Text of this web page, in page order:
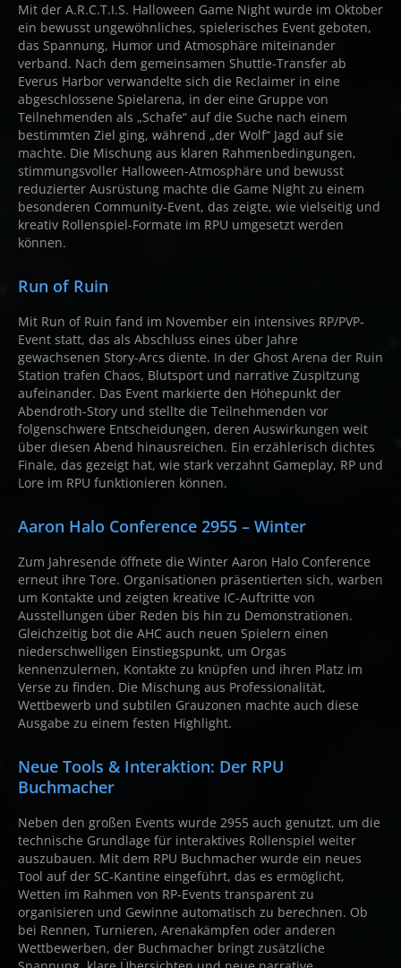
Mit der A.R.C.T.I.S. Halloween Game Night wurde im Oktober
ein bewusst ungewöhnliches, spielerisches Event geboten,
das Spannung, Humor und Atmosphäre miteinander
verband. Nach dem gemeinsamen Shuttle-Transfer ab
Everus Harbor verwandelte sich die Reclaimer in eine
abgeschlossene Spielarena, in der eine Gruppe von
Teilnehmenden als „Schafe“ auf die Suche nach einem
bestimmten Ziel ging, während „der Wolf“ Jagd auf sie
machte. Die Mischung aus klaren Rahmenbedingungen,
stimmungsvoller Halloween-Atmosphäre und bewusst
reduzierter Ausrüstung machte die Game Night zu einem
besonderen Community-Event, das zeigte, wie vielseitig und
kreativ Rollenspiel-Formate im RPU umgesetzt werden
können.
Run of Ruin
Mit Run of Ruin fand im November ein intensives RP/PVP-
Event statt, das als Abschluss eines über Jahre
gewachsenen Story-Arcs diente. In der Ghost Arena der Ruin
Station trafen Chaos, Blutsport und narrative Zuspitzung
aufeinander. Das Event markierte den Höhepunkt der
Abendroth-Story und stellte die Teilnehmenden vor
folgenschwere Entscheidungen, deren Auswirkungen weit
über diesen Abend hinausreichen. Ein erzählerisch dichtes
Finale, das gezeigt hat, wie stark verzahnt Gameplay, RP und
Lore im RPU funktionieren können.
Aaron Halo Conference 2955 – Winter
Zum Jahresende öffnete die Winter Aaron Halo Conference
erneut ihre Tore. Organisationen präsentierten sich, warben
um Kontakte und zeigten kreative IC-Auftritte von
Ausstellungen über Reden bis hin zu Demonstrationen.
Gleichzeitig bot die AHC auch neuen Spielern einen
niederschwelligen Einstiegspunkt, um Orgas
kennenzulernen, Kontakte zu knüpfen und ihren Platz im
Verse zu finden. Die Mischung aus Professionalität,
Wettbewerb und subtilen Grauzonen machte auch diese
Ausgabe zu einem festen Highlight.
Neue Tools & Interaktion: Der RPU
Buchmacher
Neben den großen Events wurde 2955 auch genutzt, um die
technische Grundlage für interaktives Rollenspiel weiter
auszubauen. Mit dem RPU Buchmacher wurde ein neues
Tool auf der SC-Kantine eingeführt, das es ermöglicht,
Wetten im Rahmen von RP-Events transparent zu
organisieren und Gewinne automatisch zu berechnen. Ob
bei Rennen, Turnieren, Arenakämpfen oder anderen
Wettbewerben, der Buchmacher bringt zusätzliche